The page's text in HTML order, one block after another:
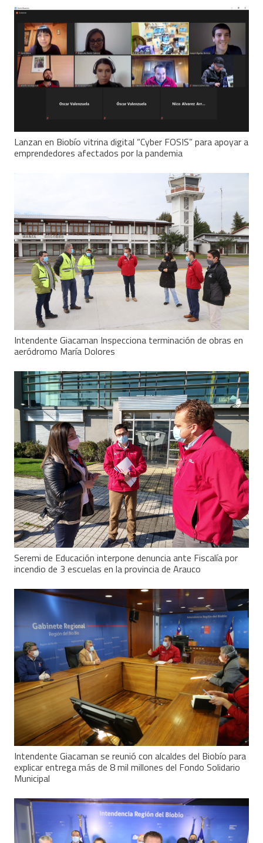
Lanzan en Biobío vitrina digital “Cyber FOSIS” para apoyar a
emprendedores afectados por la pandemia
Intendente Giacaman Inspecciona terminación de obras en
aeródromo María Dolores
Seremi de Educación interpone denuncia ante Fiscalía por
incendio de 3 escuelas en la provincia de Arauco
Intendente Giacaman se reunió con alcaldes del Biobío para
explicar entrega más de 8 mil millones del Fondo Solidario
Municipal